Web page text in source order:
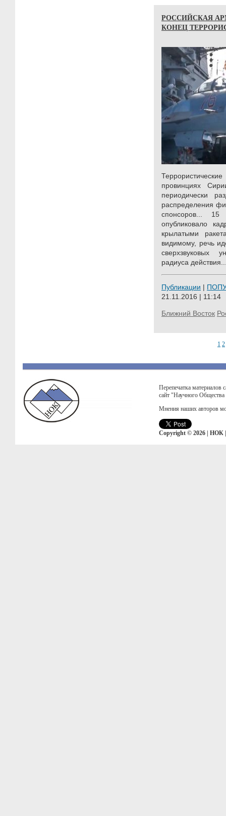
РОССИЙСКАЯ
КОНЕЦ
провинциях
периодически
распределения
спонсоров...
опубликовало
крылатыми
видимому, речь
сверхзвуковых
радиуса
Публикации |
21.11.2016 | 11:14
Ближний Восток
1 2
Перепечатка материалов
сайт "Научного
Мнения наших авторов
Copyright © 2026 | НОК